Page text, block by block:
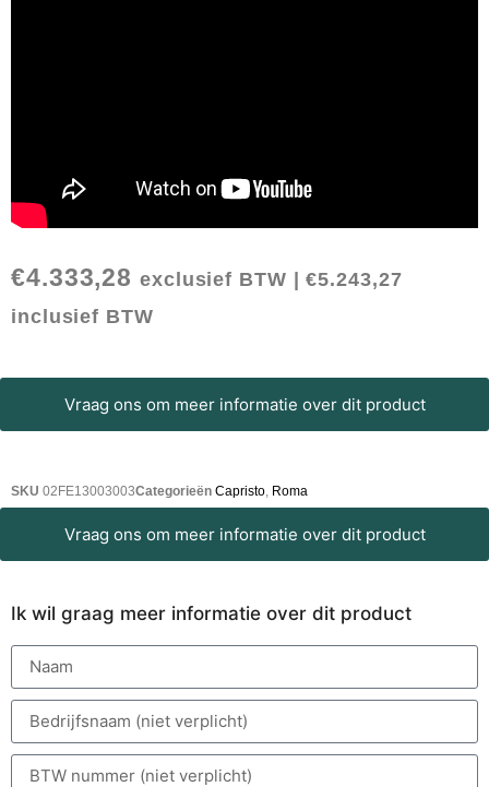
€4.333,28 exclusief BTW |€5.243,27
inclusief BTW
Vraag ons om meer informatie over dit product
SKU 02FE13003003Categorieën Capristo Roma
Vraag ons om meer informatie over dit product
Ik wil graag meer informatie over dit product